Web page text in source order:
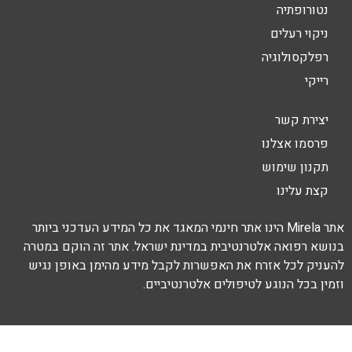
נטורופתיה
ניקוי רעלים
רפלקסולוגיה
רייקי
יצירת קשר
פרסמו אצלנו
תקנון שימוש
קצת עלינו
אתר Mirela הינו אתר חינמי המאגד את כל המידע העדכני ביותר
בנושא רפואה אלטרנטיבית במדינת ישראל. אתר זה הוקם במטרה
להעניק לכל אזרח את האפשרות לקבל מידע מהימן באופן נגיש
וזמין בכל הנוגע לטיפולים אלטרנטיביים.